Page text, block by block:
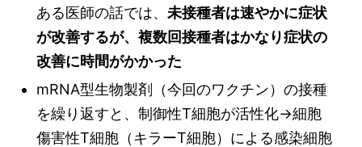
ある医師の話では、 未接種者は速やかに症状
が改善するが、複数回接種者はかなり症状の
改善に時間がかかった
mRNA型生物製剤（今回のワクチン）の接種
を繰り返すと、制御性T細胞が活性化→細胞
傷害性T細胞（キラーT細胞）による感染細胞